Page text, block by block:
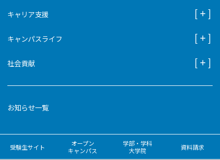
キャリア支援
キャンパスライフ
社会貢献
お知らせ一覧
受験生サイト
オープン
キャンパス
学部・学科
大学院
資料請求